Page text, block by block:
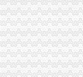
168邮箱免费注册申请
【免费注册国内商标免
商易济南网【免费注册
谁知道阿里巴巴国际站
免费注册免费注册-广州
2008万网CN英文域名免
免费注册公司,还送一套